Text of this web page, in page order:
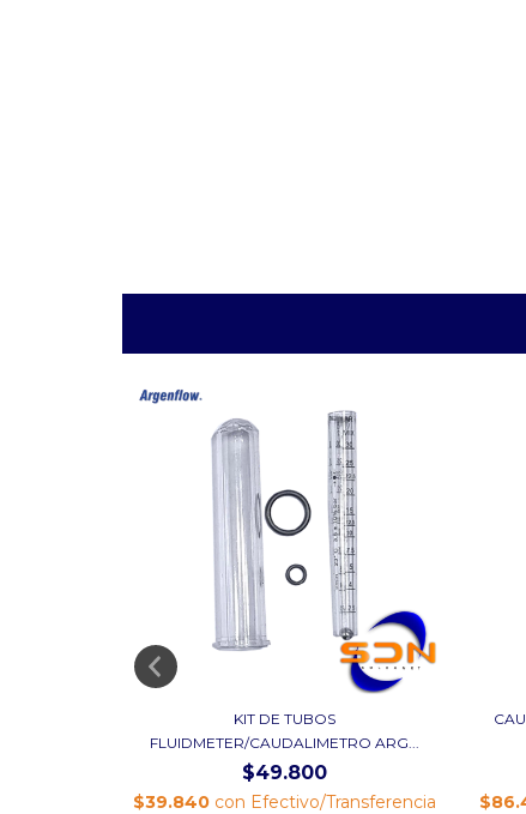
KIT DE TUBOS
FLUIDMETER/CAUDALIMETRO ARG...
$49.800
$39.840 con Efectivo/Transferencia